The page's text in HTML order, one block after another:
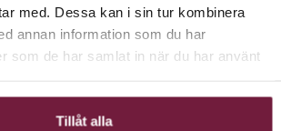
med. Dessa kan i sin tur kombinera
annan information som du har
som de har samlat in när du har använt
Tillåt alla
och uppnå optimalt resultat.
Silicone Pads eller Skin
och Eye protection papers
och applicera